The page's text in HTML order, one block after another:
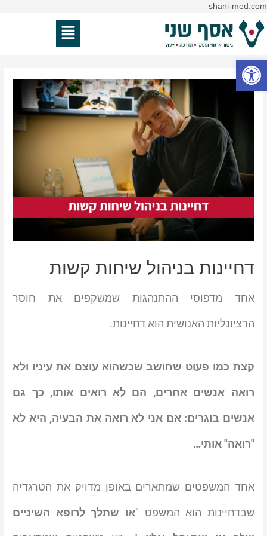
shani-med.comדילוג
תפריט
דחיינות בניהול שיחות קשות
אחד מדפוסי ההתנהגות שמשקפים את חוסר
הרציונליות האנושית הוא דחיינות.
קצת כמו פעוט שחושב שכשהוא עוצם את עיניו ולא
רואה אנשים אחרים, הם לא רואים אותו, כך גם
אנשים בוגרים: אם אני לא רואה את הבעיה, היא לא
"רואה" אותי…
אחד המשפטים שמתארים באופן מדויק את הטרגדיה
שבדחיינות הוא המשפט "או שתלך לרופא השיניים
פתח סרגל נגישות